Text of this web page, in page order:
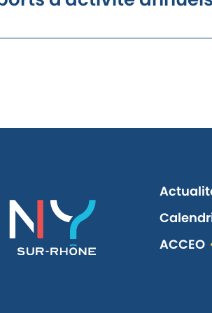
Décheteries et donneriesde la Métropole
bon geste
croisé un dépôt sauvage de déchets
8 000 tonnes d’encombrants en dépôt
de la Métropole, pour un coût de
ACCEO